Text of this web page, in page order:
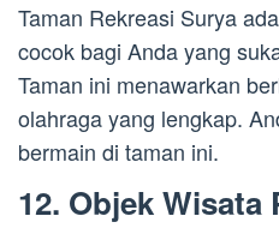
Taman Rekreasi Surya
cocok bagi Anda yang
Taman ini menawarkan
olahraga yang lengkap.
bermain di taman ini.
12. Objek Wisata